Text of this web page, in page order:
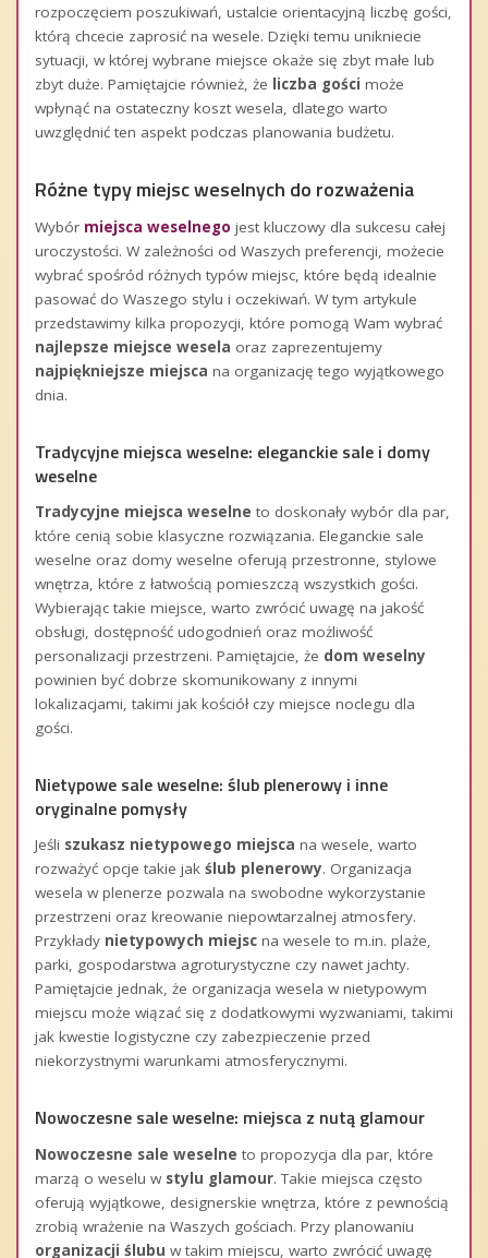
rozpoczęciem poszukiwań, ustalcie orientacyjną liczbę gości,
którą chcecie zaprosić na wesele. Dzięki temu unikniecie
sytuacji, w której wybrane miejsce okaże się zbyt małe lub
zbyt duże. Pamiętajcie również, że liczba gości może
wpłynąć na ostateczny koszt wesela, dlatego warto
uwzględnić ten aspekt podczas planowania budżetu.
Różne typy miejsc weselnych do rozważenia
Wybór miejsca weselnego jest kluczowy dla sukcesu całej
uroczystości. W zależności od Waszych preferencji, możecie
wybrać spośród różnych typów miejsc, które będą idealnie
pasować do Waszego stylu i oczekiwań. W tym artykule
przedstawimy kilka propozycji, które pomogą Wam wybrać
najlepsze miejsce wesela oraz zaprezentujemy
najpiękniejsze miejsca na organizację tego wyjątkowego
dnia.
Tradycyjne miejsca weselne: eleganckie sale i domy
weselne
Tradycyjne miejsca weselne to doskonały wybór dla par,
które cenią sobie klasyczne rozwiązania. Eleganckie sale
weselne oraz domy weselne oferują przestronne, stylowe
wnętrza, które z łatwością pomieszczą wszystkich gości.
Wybierając takie miejsce, warto zwrócić uwagę na jakość
obsługi, dostępność udogodnień oraz możliwość
personalizacji przestrzeni. Pamiętajcie, że dom weselny
powinien być dobrze skomunikowany z innymi
lokalizacjami, takimi jak kościół czy miejsce noclegu dla
gości.
Nietypowe sale weselne: ślub plenerowy i inne
oryginalne pomysły
Jeśli szukasz nietypowego miejsca na wesele, warto
rozważyć opcje takie jak ślub plenerowy. Organizacja
wesela w plenerze pozwala na swobodne wykorzystanie
przestrzeni oraz kreowanie niepowtarzalnej atmosfery.
Przykłady nietypowych miejsc na wesele to m.in. plaże,
parki, gospodarstwa agroturystyczne czy nawet jachty.
Pamiętajcie jednak, że organizacja wesela w nietypowym
miejscu może wiązać się z dodatkowymi wyzwaniami, takimi
jak kwestie logistyczne czy zabezpieczenie przed
niekorzystnymi warunkami atmosferycznymi.
Nowoczesne sale weselne: miejsca z nutą glamour
Nowoczesne sale weselne to propozycja dla par, które
marzą o weselu w stylu glamour. Takie miejsca często
oferują wyjątkowe, designerskie wnętrza, które z pewnością
zrobią wrażenie na Waszych gościach. Przy planowaniu
organizacji ślubu w takim miejscu, warto zwrócić uwagę